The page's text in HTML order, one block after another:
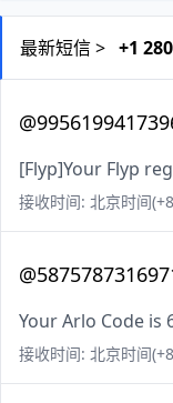
最新短信 > +1
[Flyp]Your Flyp
接收时间: 北京时间
Your Arlo Code is
接收时间: 北京时间